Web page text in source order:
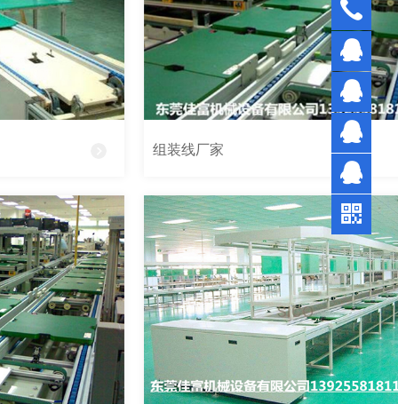
组装线厂家
0769-
3327
7710
孔先
生
陈先
生
符小
姐
陈小
姐